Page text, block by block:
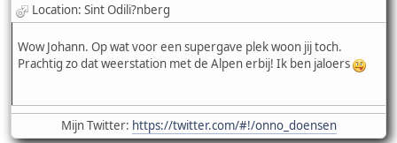
Location: Sint Odili?nberg
Wow Johann. Op wat voor een supergave plek woon jij toch.
Prachtig zo dat weerstation met de Alpen erbij! Ik ben jaloers
Mijn Twitter: https://twitter.com/#!/onno_doensen